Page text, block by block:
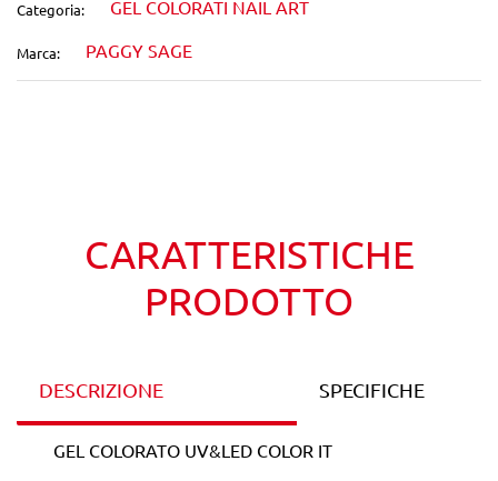
Categoria: GEL COLORATI NAIL ART
Marca: PAGGY SAGE
CARATTERISTICHE
PRODOTTO
DESCRIZIONE SPECIFICHE
GEL COLORATO UV&LED COLOR IT